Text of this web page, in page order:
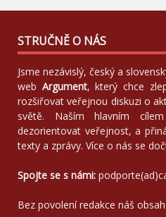
STRUČNĚ O NÁS
Jsme nezávislý, český a
web Argument, který chce
rozšiřovat veřejnou diskuzi o
světě. Naším hlavním
dezorientovat veřejnost, a
texty a zprávy. Více o nás se
Spojte se s námi:
Bez povolení redakce náš